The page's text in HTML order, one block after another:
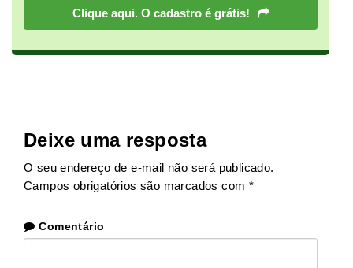
Clique aqui. O cadastro é grátis!
Deixe uma resposta
O seu endereço de e-mail não será publicado.
Campos obrigatórios são marcados com *
Comentário